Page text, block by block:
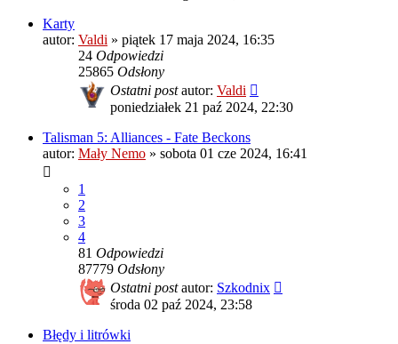
Karty
autor: Valdi » piątek 17 maja 2024, 16:35
24 Odpowiedzi
25865 Odsłony
Ostatni postautor: Valdi
poniedziałek 21 paź 2024, 22:30
Talisman 5: Alliances - Fate Beckons
autor: Mały Nemo » sobota 01 cze 2024, 16:41
1
2
3
4
81 Odpowiedzi
87779 Odsłony
Ostatni postautor: Szkodnix
środa 02 paź 2024, 23:58
Błędy i litrówki